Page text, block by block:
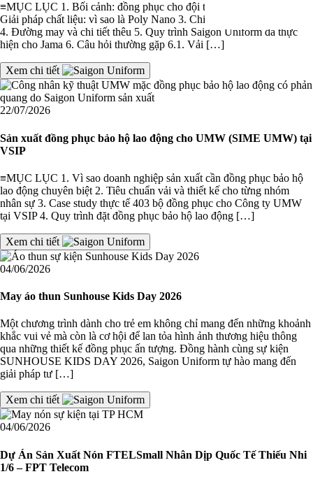
≡MỤC LỤC 1. Bối cảnh: đồng phục cho đội thiết kế và xây dựng 2.
Giải pháp chất liệu: vì sao là Poly Nano 3. Chi tiết thiết kế mẫu Jama
4. Đường may và chi tiết thêu 5. Quy trình Saigon Uniform đã thực
hiện cho Jama 6. Câu hỏi thường gặp 6.1. Vải […]
Xem chi tiết
22/07/2026
Sản xuất đồng phục bảo hộ lao động cho UMW (SIME UMW) tại
VSIP
≡MỤC LỤC 1. Vì sao doanh nghiệp sản xuất cần đồng phục bảo hộ
lao động chuyên biệt 2. Tiêu chuẩn vải và thiết kế cho từng nhóm
nhân sự 3. Case study thực tế 403 bộ đồng phục cho Công ty UMW
tại VSIP 4. Quy trình đặt đồng phục bảo hộ lao động […]
Xem chi tiết
04/06/2026
May áo thun Sunhouse Kids Day 2026
Một chương trình dành cho trẻ em không chỉ mang đến những khoảnh
khắc vui vẻ mà còn là cơ hội để lan tỏa hình ảnh thương hiệu thông
qua những thiết kế đồng phục ấn tượng. Đồng hành cùng sự kiện
SUNHOUSE KIDS DAY 2026, Saigon Uniform tự hào mang đến
giải pháp tư […]
Xem chi tiết
04/06/2026
Dự Án Sản Xuất Nón FTELSmall Nhân Dịp Quốc Tế Thiếu Nhi
1/6 – FPT Telecom